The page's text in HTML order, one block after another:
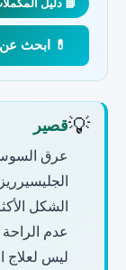
📘 دليل
💊 ابحث
💡قصير
الشكل
عدم